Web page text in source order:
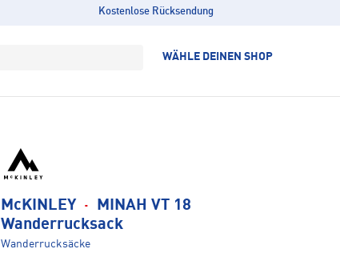
Kostenlose Rücksendung
WÄHLE DEINEN SHOP
McKINLEY · MINAH VT 18
Wanderrucksack
Wanderrucksäcke